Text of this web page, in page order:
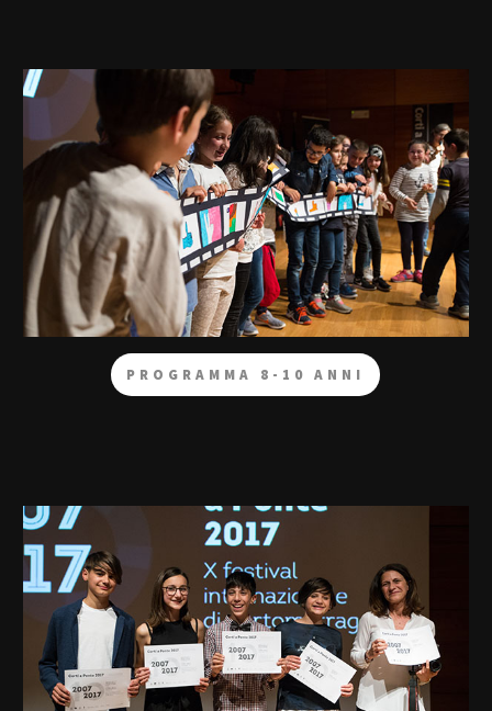
PROGRAMMA 8-10 ANNI